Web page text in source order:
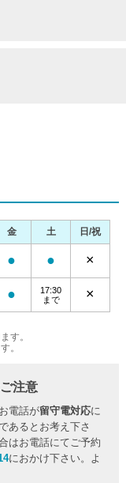
す。
。
金 土
日/祝
● ● ×
●
17:30
まで
×
注意
電話が留守電対応に
あるとお考え下さ
はお電話にてご予約
におかけ下さい。よ